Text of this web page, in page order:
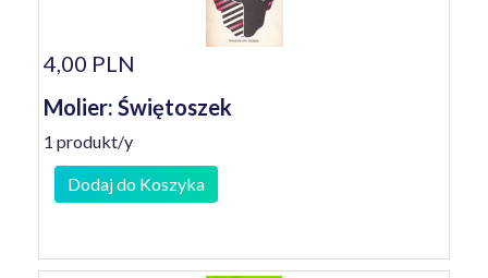
4,00 PLN
Molier: Świętoszek
1 produkt/y
Dodaj do Koszyka